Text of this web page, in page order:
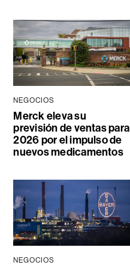
NEGOCIOS
Merck eleva su
previsión de ventas para
2026 por el impulso de
nuevos medicamentos
NEGOCIOS